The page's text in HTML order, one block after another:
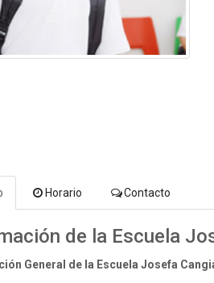
Horario Contacto
de la Escuela
General de la Escuela Josefa